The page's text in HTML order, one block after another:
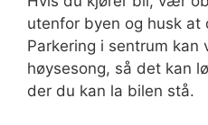
utenfor byen og husk at
Parkering i sentrum
høysesong, så det kan
der du kan la bilen stå.